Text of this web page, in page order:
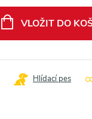
VLOŽIT DO
Hlídací pes